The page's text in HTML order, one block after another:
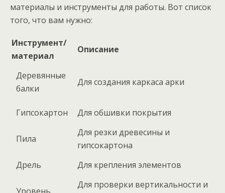
материалы и инструменты для работы. Вот список
того, что вам нужно:
Инструмент/
материал
Описание
Деревянные
балки
Для создания каркаса арки
Гипсокартон Для обшивки покрытия
Пила
Для резки древесины и
гипсокартона
Дрель
Для крепления элементов
Для проверки вертикальности и